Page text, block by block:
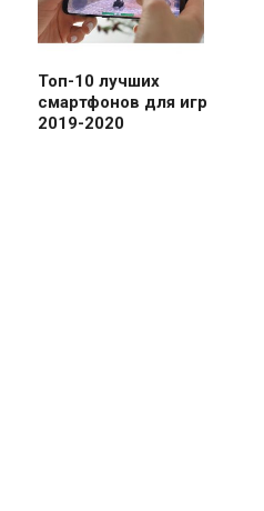
Топ-10 лучших
смартфонов для игр
2019-2020